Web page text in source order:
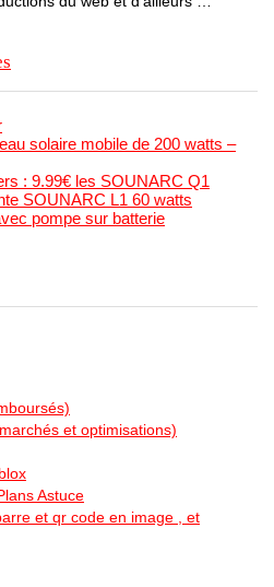
solaire mobile de 200 watts –
: 9.99€ les SOUNARC Q1
SOUNARC L1 60 watts
pompe sur batterie
et optimisations)
Astuce
et qr code en image , et